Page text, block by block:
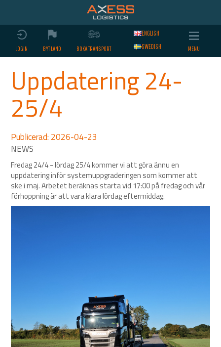
LOGIN BYT LAND BOKA TRANSPORT
ENGLISH
SWEDISH
Uppdatering 24-
25/4
Publicerad: 2026-04-23
Fredag 24/4 - lördag 25/4 kommer vi att göra ännu en
uppdatering inför systemuppgraderingen som kommer att
ske i maj. Arbetet beräknas starta vid 17:00 på fredag och vår
förhoppning är att vara klara lördag eftermiddag.